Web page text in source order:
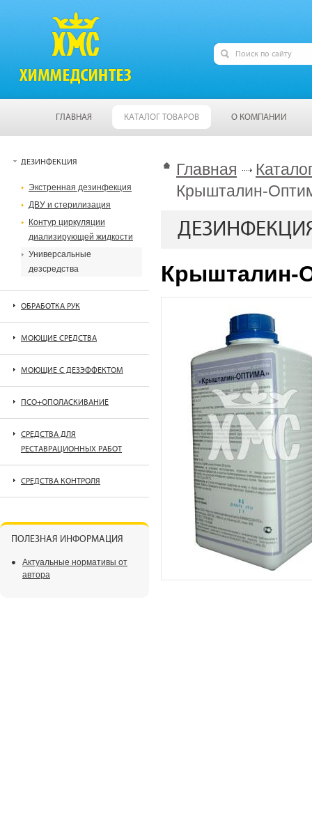
ГЛАВНАЯ КАТАЛОГ ТОВАРОВ О КОМПАНИИ
Главная
Крышталин-
Крышталин-
ДЕЗИНФЕКЦИЯ
Экстренная дезинфекция
ДВУ и стерилизация
Контур циркуляции
диализирующей жидкости
Универсальные
дезсредства
ОБРАБОТКА РУК
МОЮЩИЕ СРЕДСТВА
МОЮЩИЕ С ДЕЗЭФФЕКТОМ
ПСО+ОПОЛАСКИВАНИЕ
СРЕДСТВА ДЛЯ
РЕСТАВРАЦИОННЫХ РАБОТ
СРЕДСТВА КОНТРОЛЯ
ПОЛЕЗНАЯ ИНФОРМАЦИЯ
Актуальные нормативы от
автора